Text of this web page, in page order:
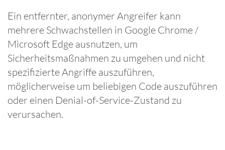
Ein entfernter, anonymer Angreifer kann
mehrere Schwachstellen in Google Chrome /
Microsoft Edge ausnutzen, um
Sicherheitsmaßnahmen zu umgehen und nicht
spezifizierte Angriffe auszuführen,
möglicherweise um beliebigen Code auszuführen
oder einen Denial-of-Service-Zustand zu
verursachen.